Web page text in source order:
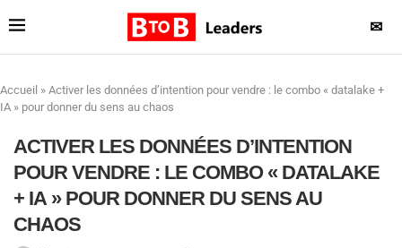
✉
Accueil » Activer les données d’intention pour vendre : le combo « datalake +
IA » pour donner du sens au chaos
ACTIVER LES DONNÉES D’INTENTION
POUR VENDRE : LE COMBO « DATALAKE
+ IA » POUR DONNER DU SENS AU
CHAOS